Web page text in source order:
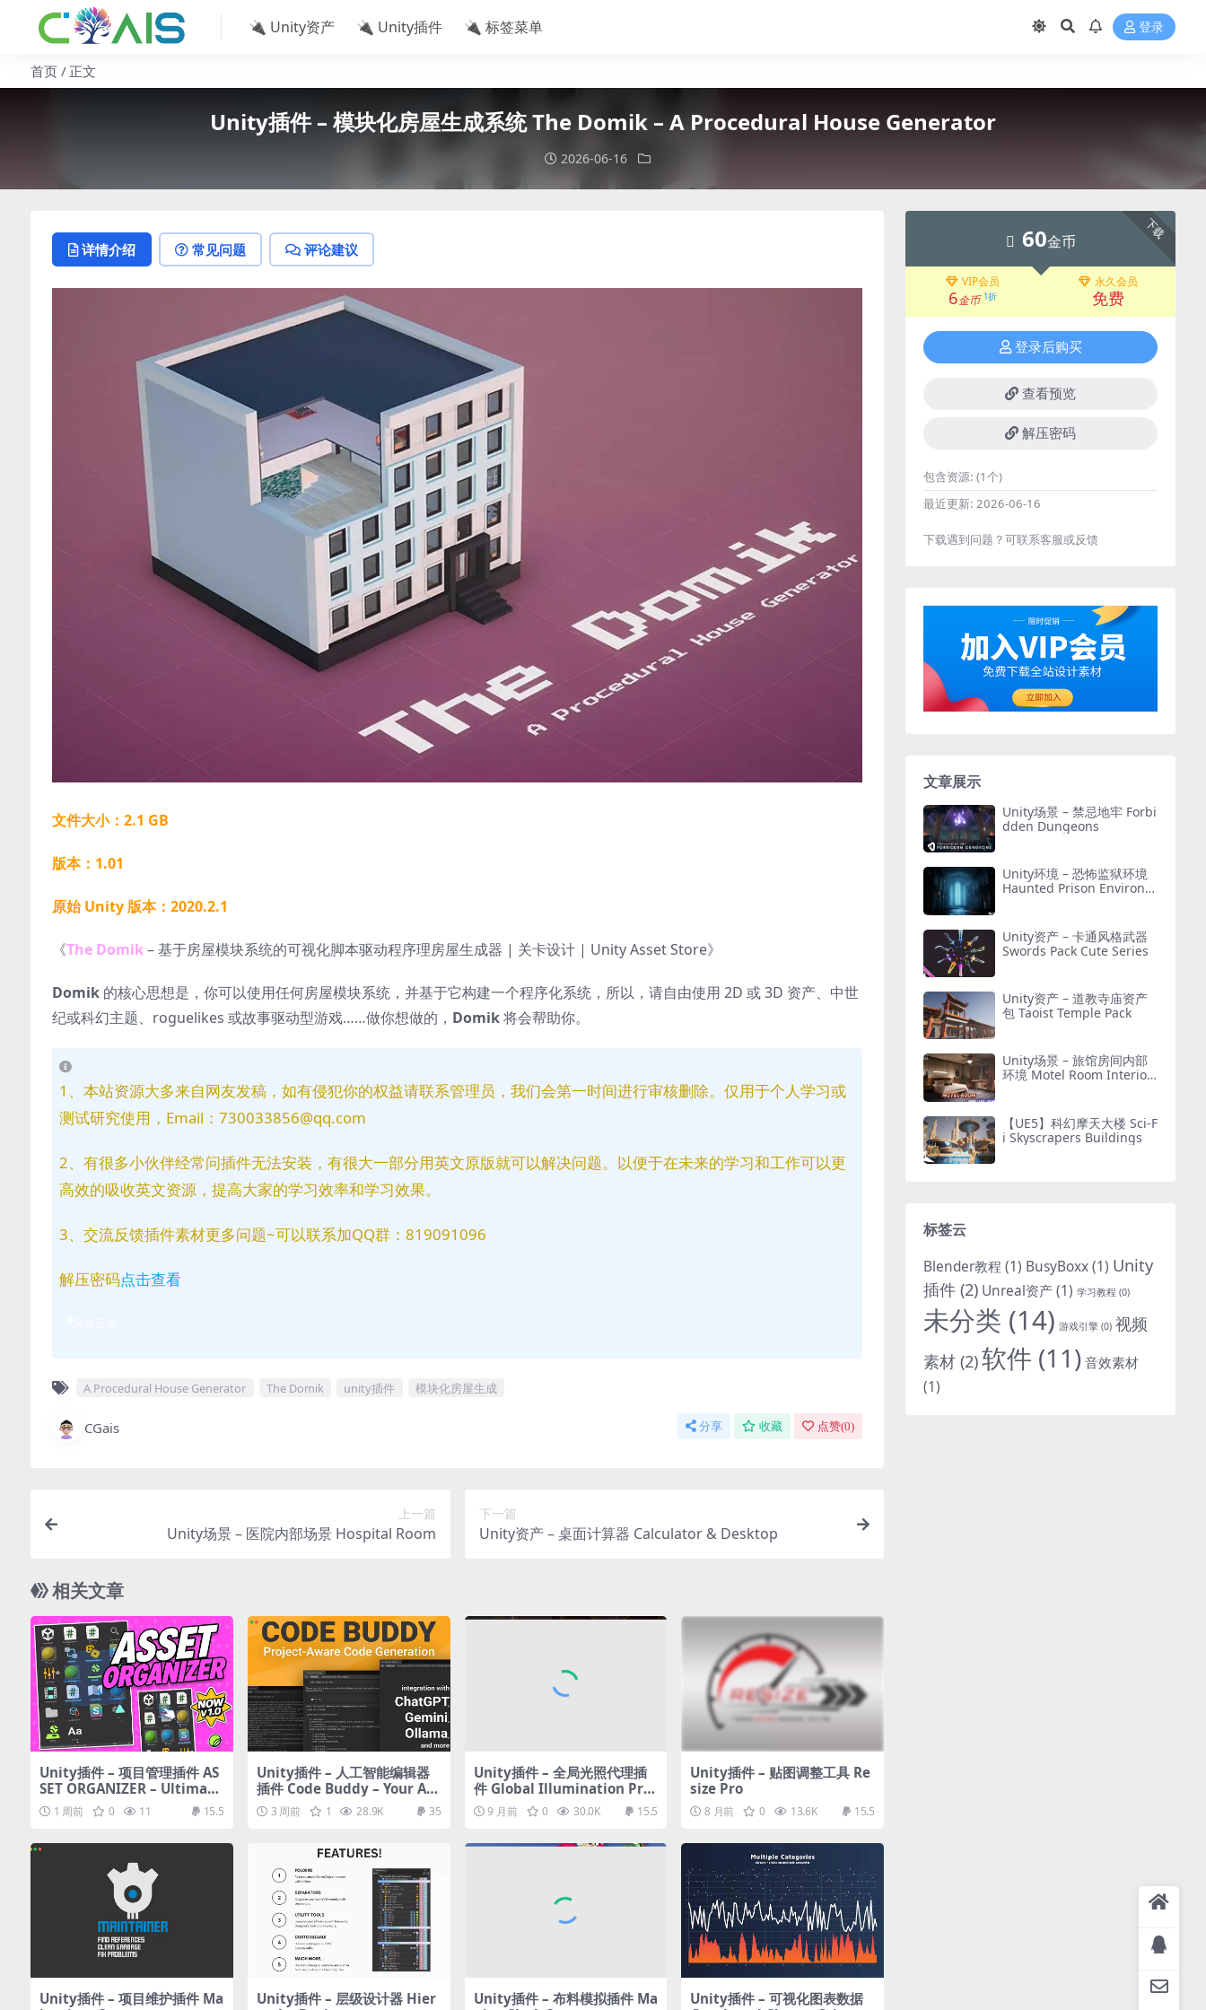
🔌 Unity资产 🔌 Unity插件 🔌 标签菜单 登录
首页 正文
Unity插件 – 模块化房屋生成系统 The Domik – A Procedural House Generator
2026-06-16
详情介绍 常见问题 评论建议
文件大小：2.1 GB
版本：1.01
原始 Unity 版本：2020.2.1
《The Domik– 基于房屋模块系统的可视化脚本驱动程序理房屋生成器 | 关卡设计 | Unity Asset Store》
Domik 的核心思想是，你可以使用任何房屋模块系统，并基于它构建一个程序化系统，所以，请自由使用 2D 或 3D 资产、中世
纪或科幻主题、roguelikes 或故事驱动型游戏……做你想做的， Domik将会帮助你。
1、本站资源大多来自网友发稿，如有侵犯你的权益请联系管理员，我们会第一时间进行审核删除。仅用于个人学习或
测试研究使用，Email：730033856@qq.com
2、有很多小伙伴经常问插件无法安装，有很大一部分用英文原版就可以解决问题。以便于在未来的学习和工作可以更
高效的吸收英文资源，提高大家的学习效率和学习效果。
3、交流反馈插件素材更多问题~可以联系加QQ群：819091096
解压密码点击查看
A Procedural House Generator The Domik unity插件 模块化房屋生成
CGais 分享 收藏 点赞(0)
上一篇
Unity场景 – 医院内部场景 Hospital Room
下一篇
Unity资产 – 桌面计算器 Calculator & Desktop
相关文章
Unity插件 – 项目管理插件 AS
SET ORGANIZER – Ultimate
Project Window Sorting
1 周前 0 11 15.5
Unity插件 – 人工智能编辑器
插件 Code Buddy – Your AI
Co-Developer
3 周前 1 28.9K 35
Unity插件 – 全局光照代理插
件 Global Illumination Pro
xy9 月前 0 30.0K 15.5
Unity插件 – 贴图调整工具 Re
size Pro
8 月前 0 13.6K 15.5
Unity插件 – 项目维护插件 Ma
Unity插件 – 层级设计器 Hier
Unity插件 – 布料模拟插件 Ma
Unity插件 – 可视化图表数据
下载
60金币
VIP会员
6金币 1折
永久会员
免费
登录后购买
查看预览
解压密码
包含资源: (1个)
最近更新: 2026-06-16
下载遇到问题？可联系客服或反馈
文章展示
Unity场景 – 禁忌地牢 Forbi
dden Dungeons
Unity环境 – 恐怖监狱环境
Haunted Prison Environm
Unity资产 – 卡通风格武器
Swords Pack Cute Series
Unity资产 – 道教寺庙资产
包 Taoist Temple Pack
Unity场景 – 旅馆房间内部
环境 Motel Room Interior
【UE5】科幻摩天大楼 Sci-F
i Skyscrapers Buildings
标签云
Blender教程 (1) BusyBoxx(1) Unity
插件 (2) Unreal资产(1) 学习教程 (0)
未分类 (14) 游戏引擎 (0) 视频
素材 (2)软件 (11)音效素材
(1)